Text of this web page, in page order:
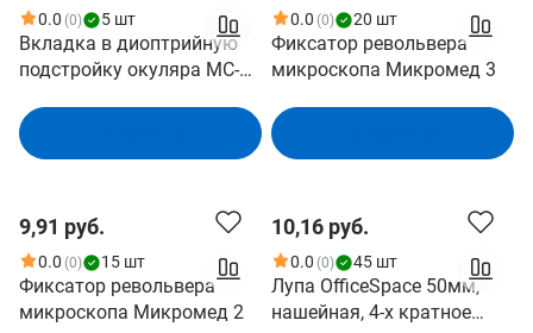
0.0 (0) 5 шт
Вкладка в диоптрийную
подстройку окуляра MC-2-
0.0 (0) 20 шт
Фиксатор револьвера
микроскопа Микромед 3
9,91 руб.
0.0 (0) 15 шт
Фиксатор револьвера
микроскопа Микромед 2
10,16 руб.
0.0 (0) 45 шт
Лупа OfficeSpace 50мм,
нашейная, 4-х кратное